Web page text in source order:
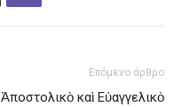
Επόμενο άρθρο
Ἀποστολικὸ καὶ Εὐαγγελικὸ